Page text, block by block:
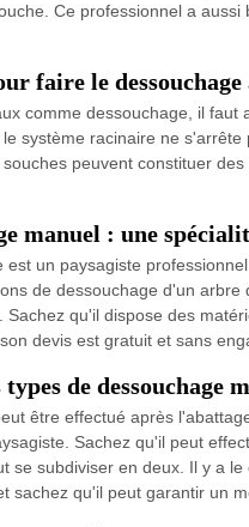
Ce professionnel a
faire le
comme dessouchage, il
système racinaire ne
peuvent constituer
manuel : une
est un paysagiste
de dessouchage d'un
Sachez qu'il dispose des
devis est gratuit et sans
de dessouchage
être effectué après
Sachez qu'il peut
se subdiviser en deux. Il y a
sachez qu'il peut garantir un